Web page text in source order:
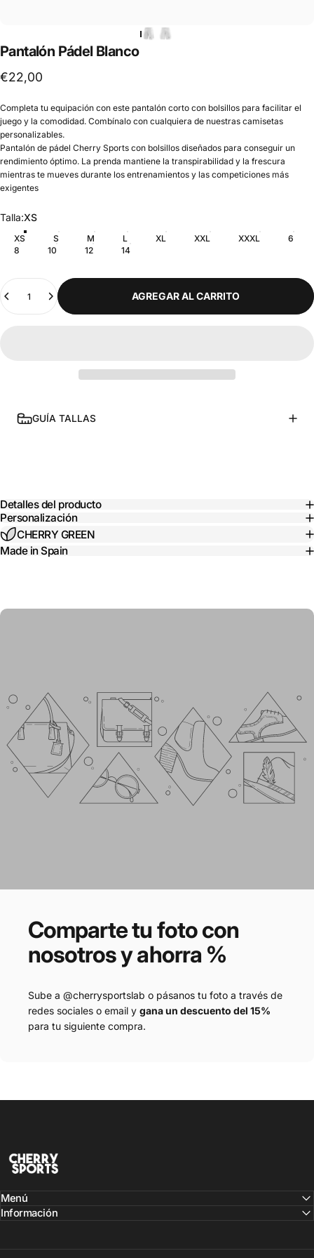
Pantalón Pádel Blanco
€22,00
Completa tu equipación con este pantalón corto con bolsillos para facilitar el
juego y la comodidad. Combínalo con cualquiera de nuestras camisetas
personalizables.
Pantalón de pádel Cherry Sports con bolsillos diseñados para conseguir un
rendimiento óptimo. La prenda mantiene la transpirabilidad y la frescura
mientras te mueves durante los entrenamientos y las competiciones más
exigentes
Talla
Talla:XS
XS S M L XL XXL XXXL
6
8
10 12 14
Cantidad
AGREGAR AL CARRITO
GUÍA TALLAS
Detalles del producto
Personalización
CHERRY GREEN
Made in Spain
Compartetu fotocon
nosotrosyahorra %
Sube a @cherrysportslab o pásanos tu foto a través de
redes sociales o email y gana un descuento del 15%
para tu siguiente compra.
Menú
Información